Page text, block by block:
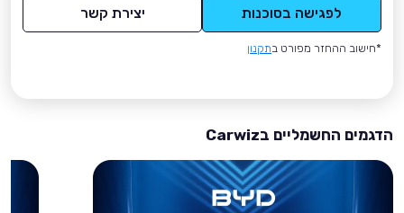
לפגישה בסוכנות יצירת קשר
*חישוב ההחזר מפורט בתקנון
הדגמים החשמליים בCarwiz